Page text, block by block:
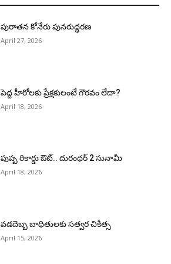
పురాత‌న కోనేరు పున‌రుద్ధ‌ర‌ణ
April 27, 2026
పెద్ద హీరోల‌కు ప్రేక్ష‌కులంటే గౌర‌వం లేదా?
April 18, 2026
పుష్ప రికార్డు ఔట్‌.. దురంధ‌ర్ 2 సునామీ
April 18, 2026
వడదెబ్బ బాధితులకు సత్వర చికిత్స
April 15, 2026